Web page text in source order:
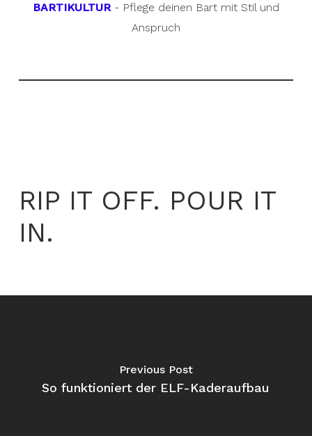
BARTIKULTUR- Pflege deinen Bart mit Stil und
Anspruch
RIP IT OFF. POUR IT
IN.
Previous Post
So funktioniert der ELF-Kaderaufbau